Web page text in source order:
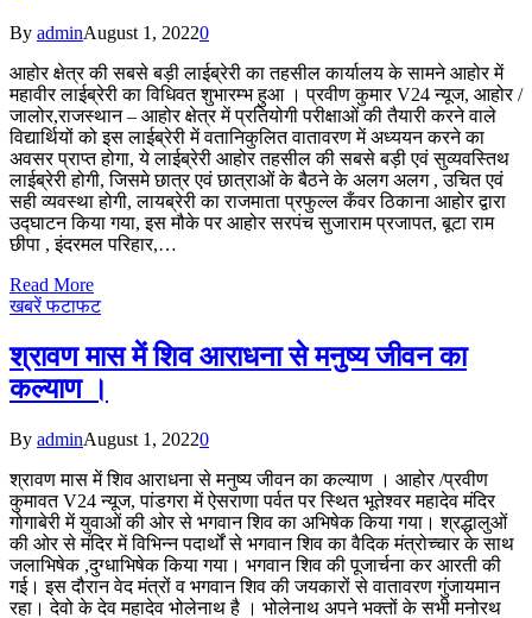
By adminAugust 1, 20220
आहोर क्षेत्र की सबसे बड़ी लाईब्रेरी का तहसील कार्यालय के सामने आहोर में
महावीर लाईब्रेरी का विधिवत शुभारम्भ हुआ । प्रवीण कुमार V24 न्यूज, आहोर /
जालोर,राजस्थान – आहोर क्षेत्र में प्रतियोगी परीक्षाओं की तैयारी करने वाले
विद्यार्थियों को इस लाईब्रेरी में वतानिकुलित वातावरण में अध्ययन करने का
अवसर प्राप्त होगा, ये लाईब्रेरी आहोर तहसील की सबसे बड़ी एवं सुव्यवस्तिथ
लाईब्रेरी होगी, जिसमे छात्र एवं छात्राओं के बैठने के अलग अलग , उचित एवं
सही व्यवस्था होगी, लायब्रेरी का राजमाता प्रफुल्ल कँवर ठिकाना आहोर द्वारा
उद्घाटन किया गया, इस मौके पर आहोर सरपंच सुजाराम प्रजापत, बूटा राम
छीपा , इंदरमल परिहार,…
Read More
खबरें फटाफट
श्रावण मास में शिव आराधना से मनुष्य जीवन का
कल्याण ।
By adminAugust 1, 20220
श्रावण मास में शिव आराधना से मनुष्य जीवन का कल्याण । आहोर /प्रवीण
कुमावत V24 न्यूज, पांडगरा में ऐसराणा पर्वत पर स्थित भूतेश्वर महादेव मंदिर
गोगाबेरी में युवाओं की ओर से भगवान शिव का अभिषेक किया गया। श्रद्धालुओं
की ओर से मंदिर में विभिन्न पदार्थों से भगवान शिव का वैदिक मंत्रोच्चार के साथ
जलाभिषेक ,दुग्धाभिषेक किया गया। भगवान शिव की पूजार्चना कर आरती की
गई। इस दौरान वेद मंत्रों व भगवान शिव की जयकारों से वातावरण गुंजायमान
रहा। देवो के देव महादेव भोलेनाथ है । भोलेनाथ अपने भक्तों के सभी मनोरथ